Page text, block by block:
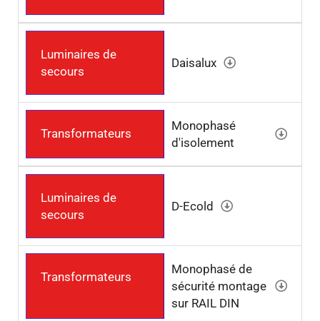
Luminaires de
secours
Daisalux
Transformateurs
Monophasé
d'isolement
Luminaires de
secours
D-Ecold
Transformateurs
Monophasé de
sécurité montage
sur RAIL DIN